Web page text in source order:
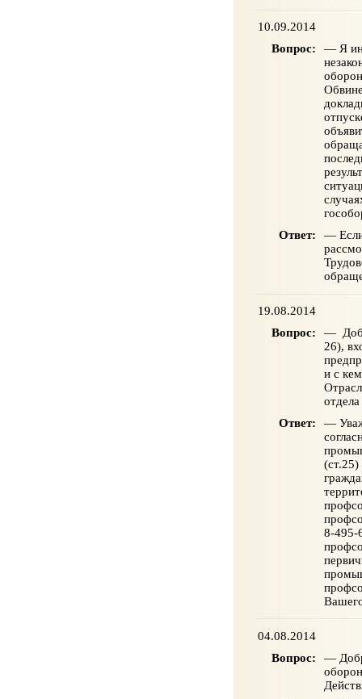
10.09.2014
Вопрос:
— Я
Ответ:
—
19.08.2014
Вопрос:
—
26),
и с
Ответ:
—
8-495-
04.08.2014
Вопрос:
—